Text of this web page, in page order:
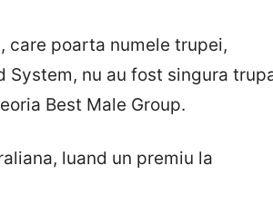
poarta numele trupei,
System, nu au fost singura
Best Male Group.
luand un premiu la